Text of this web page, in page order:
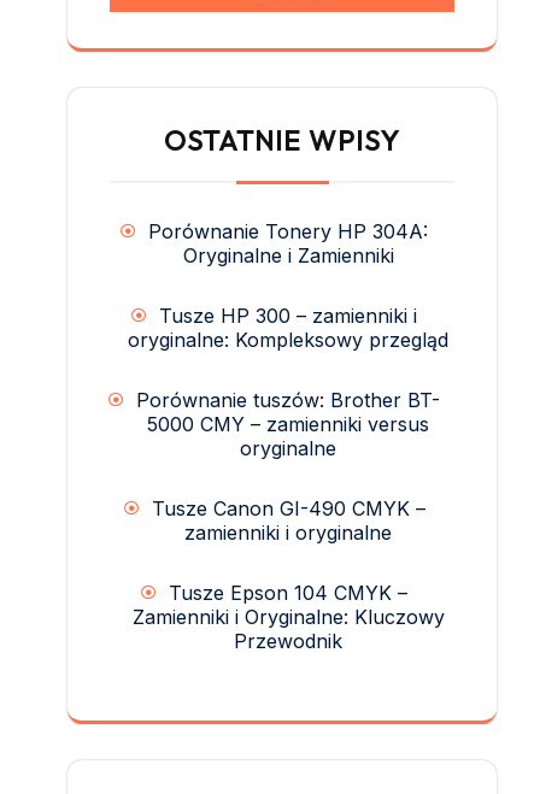
OSTATNIE WPISY
Porównanie Tonery HP 304A:
Oryginalne i Zamienniki
Tusze HP 300 – zamienniki i
oryginalne: Kompleksowy przegląd
Porównanie tuszów: Brother BT-
5000 CMY – zamienniki versus
oryginalne
Tusze Canon GI-490 CMYK –
zamienniki i oryginalne
Tusze Epson 104 CMYK –
Zamienniki i Oryginalne: Kluczowy
Przewodnik